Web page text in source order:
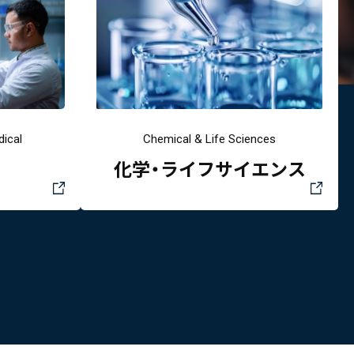
Chemical & Life Sciences
化学・ライフサイエンス